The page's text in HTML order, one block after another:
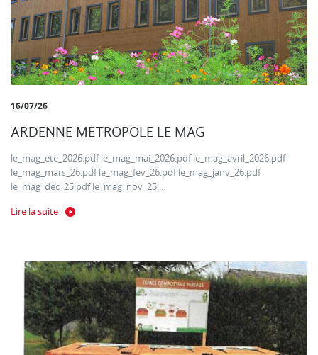
16/07/26
ARDENNE METROPOLE LE MAG
le_mag_ete_2026.pdf le_mag_mai_2026.pdf le_mag_avril_2026.pdf
le_mag_mars_26.pdf le_mag_fev_26.pdf le_mag_janv_26.pdf
le_mag_dec_25.pdf le_mag_nov_25...
Lire la suite